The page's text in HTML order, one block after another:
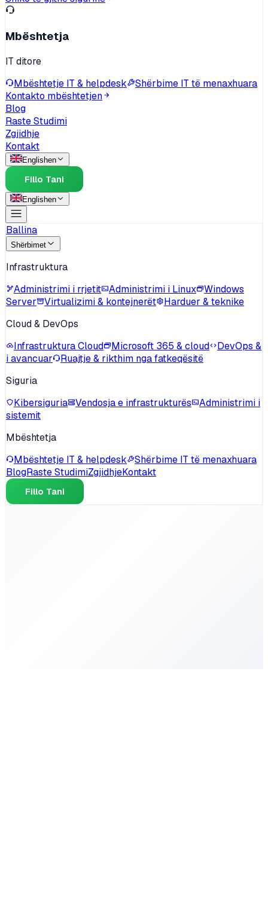
Mbështetja
IT ditore
Mbështetje IT & helpdesk
Shërbime IT të menaxhuara
Kontakto mbështetjen
Blog
Raste Studimi
Zgjidhje
Kontakt
Englishen
Fillo Tani
Englishen
Ballina
Shërbimet
Infrastruktura
Administrimi i rrjetit
Administrimi i Linux
Windows
Server
Virtualizimi & kontejnerët
Harduer & teknike
Cloud & DevOps
Infrastruktura Cloud
Microsoft 365 & cloud
DevOps &
i avancuar
Ruajtje & rikthim nga fatkeqësitë
Siguria
Kibersiguria
Vendosja e infrastrukturës
Administrimi i
sistemit
Mbështetja
Mbështetje IT & helpdesk
Shërbime IT të menaxhuara
BlogRaste StudimiZgjidhjeKontakt
Fillo Tani